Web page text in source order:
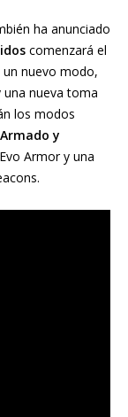
ha anunciado
comenzará el
nuevo modo,
nueva toma
los modos
Armado y
Armor y una